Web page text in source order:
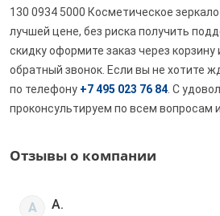
130 0934 5000 Косметическое зеркало
лучшей цене, без риска получить
скидку оформите заказ через корзину
обратный звонок. Если вы не хотите
по телефону +7 495 023 76 84 . С
проконсультируем по всем вопросам
Отзывы о компании
А А.